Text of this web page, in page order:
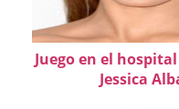
Juego en el
Jessica